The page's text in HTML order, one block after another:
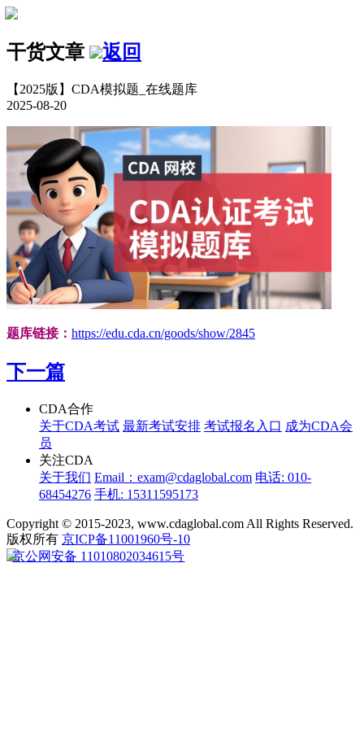
干货文章 返回
【2025版】CDA模拟题_在线题库
2025-08-20
题库链接： https://edu.cda.cn/goods/show/2845
下一篇
CDA合作
关于CDA考试 最新考试安排 考试报名入口 成为CDA会
员
关注CDA
关于我们 Email：exam@cdaglobal.com 电话: 010-
68454276 手机: 15311595173
Copyright © 2015-2023, www.cdaglobal.com All Rights Reserved.
版权所有 京ICP备11001960号-10
京公网安备 11010802034615号